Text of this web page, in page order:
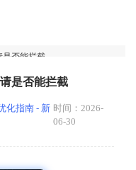
是否能拦截
是否能拦截
化指南 - 新 时间：2026-
06-30